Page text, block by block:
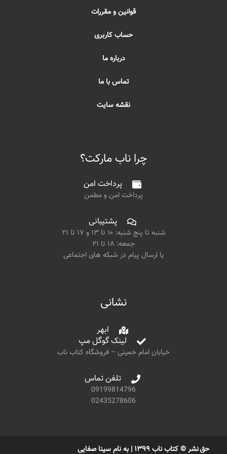
قوانین و مقررات
حساب کاربری
درباره ما
تماس با ما
نقشه سایت
چرا ناب مارکت؟
پرداخت امن
پرداخت امن و مطمن
پشتیبانی
شنبه تا پنج شنبه: ۱۰ تا ۱۳ و ۱۷ تا ۲۱
جمعه: ۱۸ تا ۲۱
یا ارسال پیام در شبکه های اجتماعی
نشانی
ابهر
لینک گوگل مپ
خیابان امام خمینی – فروشگاه کتاب ناب
تلفن تماس
09199814796
02435278606
حق نشر © کتاب ناب ۱۳۹۹ | به نام سینا صفایی